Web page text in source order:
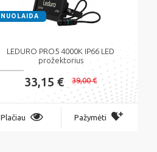
NUOLAIDA
LEDURO PRO5 4000K IP66 LED
prožektorius
33,15 € 39,00 €
Plačiau Pažymėti